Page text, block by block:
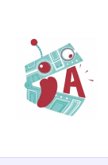
contenu